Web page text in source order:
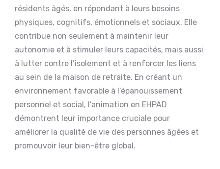
résidents âgés, en répondant à leurs besoins
physiques, cognitifs, émotionnels et sociaux. Elle
contribue non seulement à maintenir leur
autonomie et à stimuler leurs capacités, mais aussi
à lutter contre l’isolement et à renforcer les liens
au sein de la maison de retraite. En créant un
environnement favorable à l’épanouissement
personnel et social, l’animation en EHPAD
démontrent leur importance cruciale pour
améliorer la qualité de vie des personnes âgées et
promouvoir leur bien-être global.